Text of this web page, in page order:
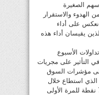
الصغيرة
والاستقرار
انعكس على أداء
الوزني و(كويت 15) اللذين يقيسان أداء هذه
الأسبوع
التأثير على مجريات
على مؤشرات السوق
الذي استطاع خلال
الأسبوع أن يتخطى مستوى 7300 نقطة للمرة الأولى